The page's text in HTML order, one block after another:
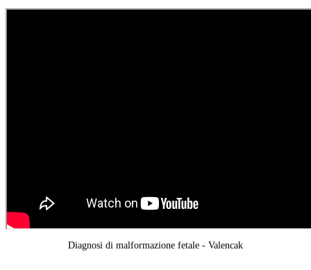
Diagnosi di malformazione fetale - Valencak